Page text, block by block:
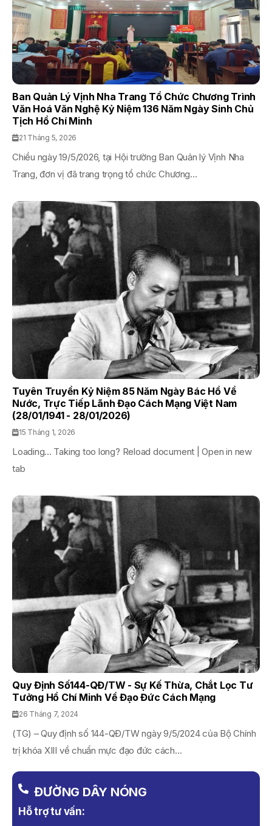
Ban Quản Lý Vịnh Nha Trang Tổ Chức Chương Trình
Văn Hoá Văn Nghệ Kỷ Niệm 136 Năm Ngày Sinh Chủ
Tịch Hồ Chí Minh
21 Tháng 5, 2026
Chiều ngày 19/5/2026, tại Hội trường Ban Quản lý Vịnh Nha
Trang, đơn vị đã trang trọng tổ chức Chương...
Tuyên Truyền Kỷ Niệm 85 Năm Ngày Bác Hồ Về
Nước, Trực Tiếp Lãnh Đạo Cách Mạng Việt Nam
(28/01/1941 - 28/01/2026)
15 Tháng 1, 2026
Loading... Taking too long? Reload document | Open in new
tab
Quy Định Số144-QĐ/TW - Sự Kế Thừa, Chắt Lọc Tư
Tưởng Hồ Chí Minh Về Đạo Đức Cách Mạng
26 Tháng 7, 2024
(TG) – Quy định số 144-QĐ/TW ngày 9/5/2024 của Bộ Chính
trị khóa XIII về chuẩn mực đạo đức cách...
ĐƯỜNG DÂY NÓNG
Hỗ trợ tư vấn: